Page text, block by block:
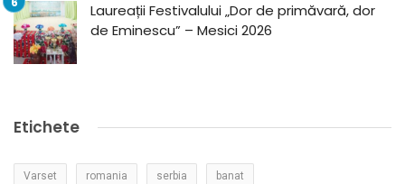
Laureații Festivalului „Dor de primăvară, dor
de Eminescu” – Mesici 2026
Etichete
Varset romania serbia banat